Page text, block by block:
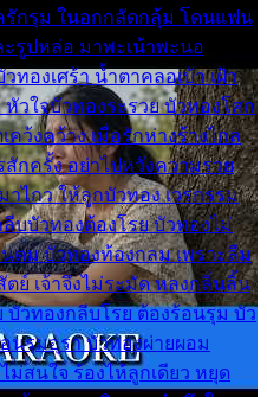
รักรุม ในอกกลัดกลุ้ม โดนแฟน
รูปหล่อ มาพะเน้าพะนอ
ทองเศร้า น้ำตาคลอเบ้า เฝ้า
วใจบัวทองระรวย บัวทองโศก
คว้งคว้าง เมื่อรักห่างร้างไกล
กครั้ง อย่าไปหวังความรวย
าไกว ให้ลูกบัวทอง เวรกรรม
บบัวทองต้องโรย บัวทองไม่
ตม บัวทองท้องกลม เพราะลืม
ย์ เจ้าจึงไม่ระมัด หลงกลิ่นลิ้น
บัวทองกลีบโรย ต้องร้อนรุม บัว
รุมอุรา บัวทองผ่ายผอม
ม่สนใจ ร้องไห้ลูกเดียว หยุด